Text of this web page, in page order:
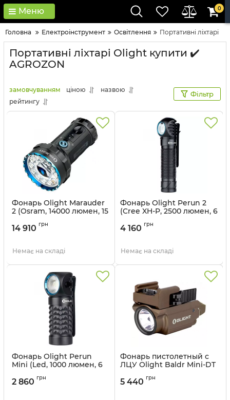
Меню 0
Головна Електроінструмент Освітлення Портативні ліхтарі
Портативні ліхтарі Olight купити ✔️
AGROZON
замовчуванням ціною
назвою
рейтингу
Фільтр
Фонарь Olight Marauder
2 (Osram, 14000 люмен, 15
комплект
14 910 грн
Немає на складі
Фонарь Olight Perun 2
(Cree XH-P, 2500 люмен, 6
магнитная зарядка),
4 160 грн
Немає на складі
Фонарь Olight Perun
Mini (Led, 1000 люмен, 6
магнитная зарядка),
2 860 грн
Фонарь пистолетный с
ЛЦУ Olight Baldr Mini-DT
магнитная
5 440 грн